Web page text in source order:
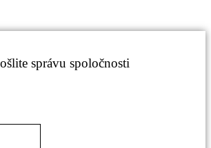
správu spoločnosti